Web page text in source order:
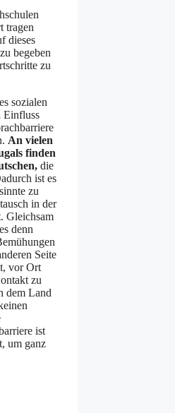
tragen
dieses
begeben
zu
sozialen
Einfluss
An vielen
finden
die
ist es
zu
in der
Gleichsam
denn
Seite
vor Ort
zu
dem Land
ist
um ganz